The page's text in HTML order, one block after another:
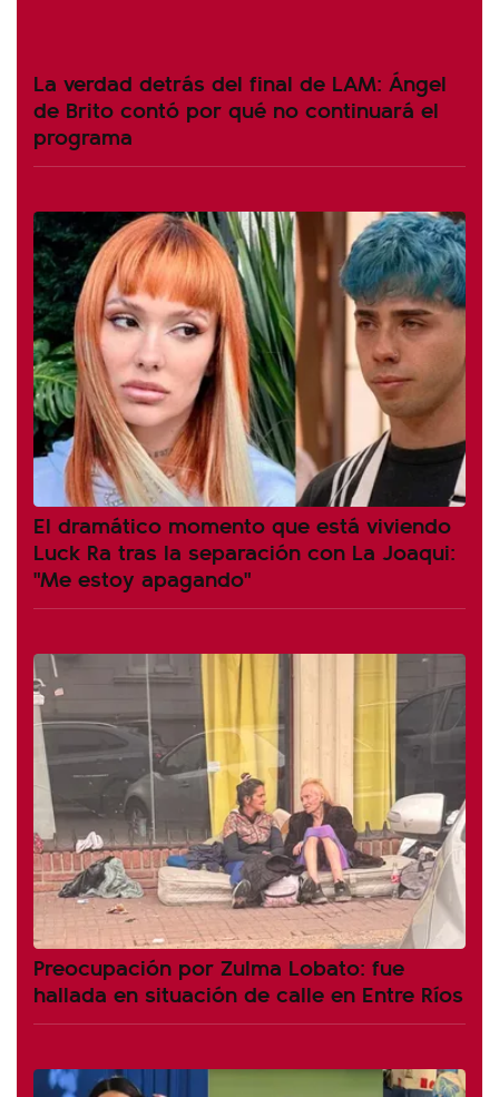
La verdad detrás del final de LAM: Ángel
de Brito contó por qué no continuará el
programa
El dramático momento que está viviendo
Luck Ra tras la separación con La Joaqui:
"Me estoy apagando"
Preocupación por Zulma Lobato: fue
hallada en situación de calle en Entre Ríos